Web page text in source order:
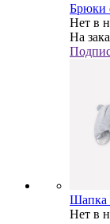
Брюки
Нет в
На
Шапка
Нет в